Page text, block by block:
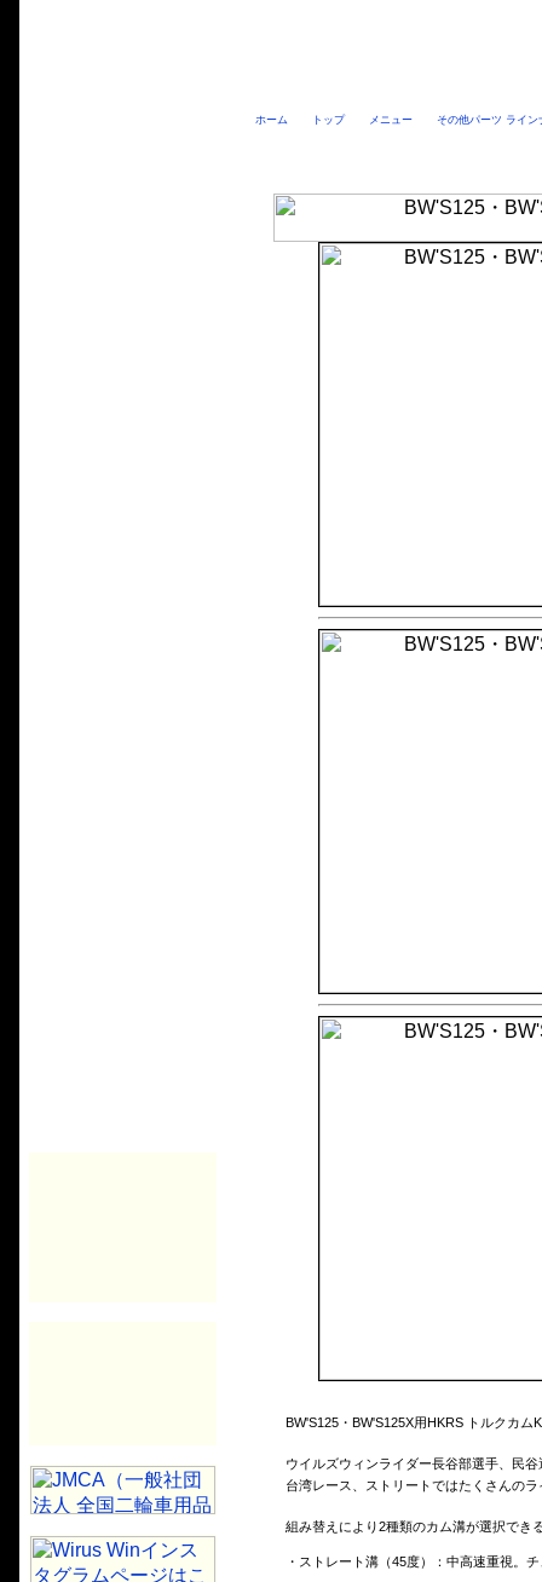
ホーム トップ メニュー その他パーツ ライン
BW'S125・BW'S125X用HKRS トルクカム
ウイルズウィンライダー長谷部選手、民
台湾レース、ストリートではたくさんの
組み替えにより2種類のカム溝が選択でき
・ストレート溝（45度）：中高速重視。